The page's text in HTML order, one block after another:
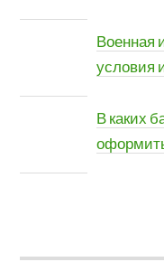
Военная
условия
В каких